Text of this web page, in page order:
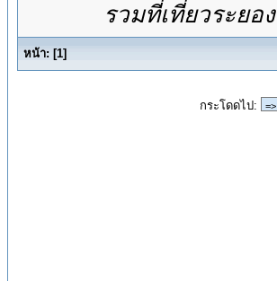
รวมที่เที่ยวระยอง
หน้า: [1]
กระโดดไป: